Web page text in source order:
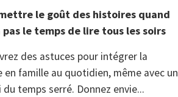
le goût des histoires quand
pas le temps de lire tous les soirs
des astuces pour intégrer la
en famille au quotidien, même avec un
du temps serré. Donnez envie...